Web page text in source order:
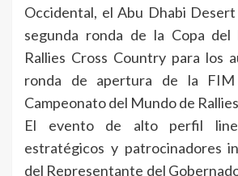
Occidental, el Abu Dhabi
segunda ronda de la Copa
Rallies Cross Country para los
ronda de apertura de la FIM
Campeonato del Mundo de
El evento de alto perfil
estratégicos y patrocinadores
del Representante del